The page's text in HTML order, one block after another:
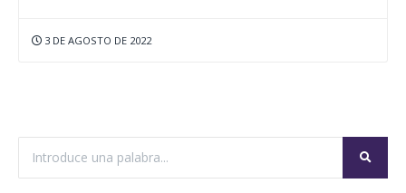
3 DE AGOSTO DE 2022